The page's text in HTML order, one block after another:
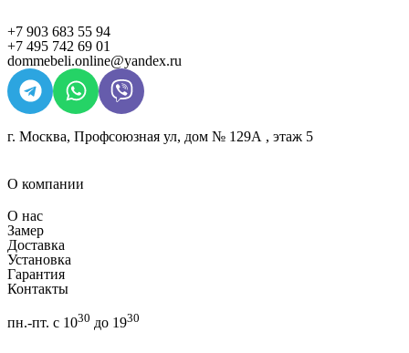
+7 903 683 55 94
+7 495 742 69 01
dommebeli.online@yandex.ru
г. Москва, Профсоюзная ул, дом № 129А , этаж 5
О компании
О нас
Замер
Доставка
Установка
Гарантия
Контакты
пн.-пт. с 1030 до 1930